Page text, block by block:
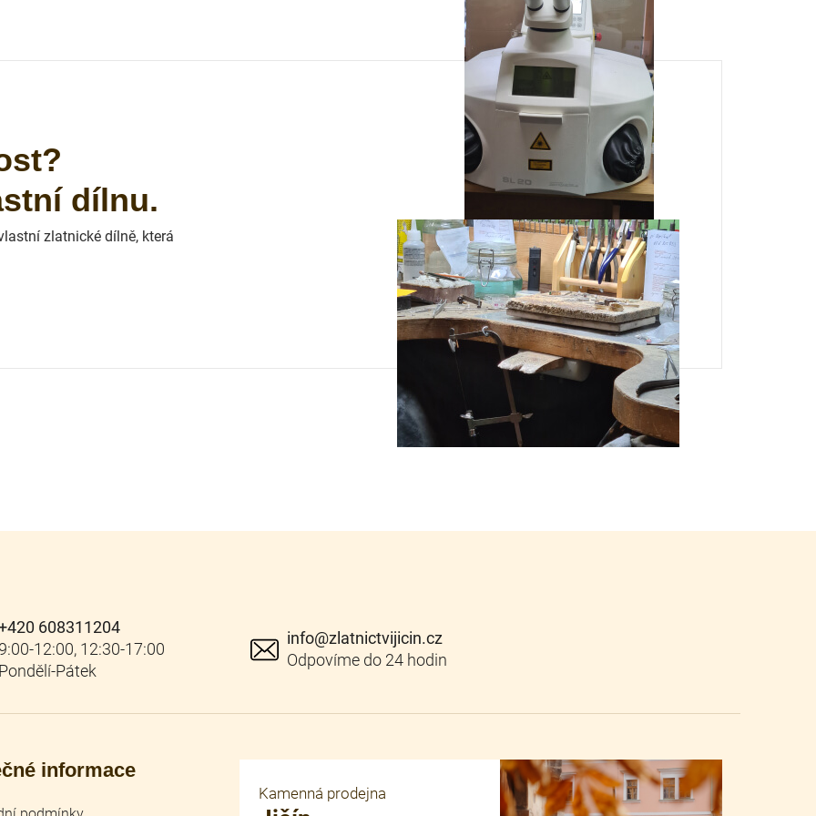
dílnu.
zlatnické dílně, která
info@zlatnictvijicin.cz
608311204
informace
Kamenná prodejna